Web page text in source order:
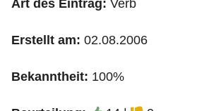
J K L M
Art des Eintrag: Verb
Erstellt am: 02.08.2006
Bekanntheit: 100%